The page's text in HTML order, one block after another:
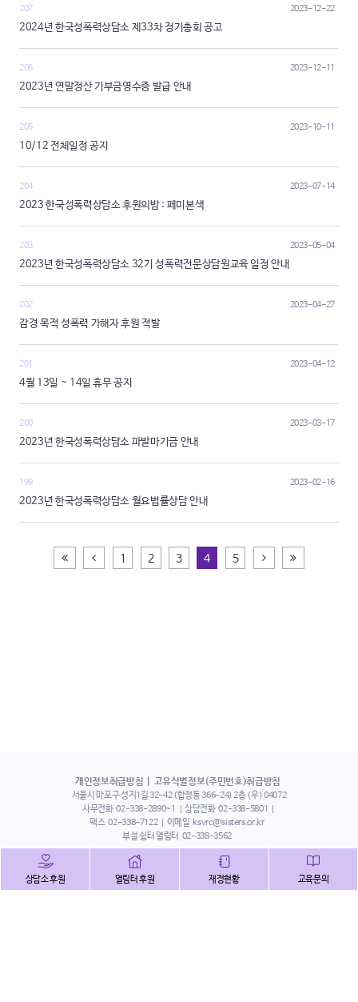
207
2024년 한국성폭력상담소 제33차 정기총회 공고
2023-12-22
206
2023년 연말정산 기부금영수증 발급 안내
2023-12-11
205
10/12 전체일정 공지
2023-10-11
204
2023 한국성폭력상담소 후원의밤 : 페미본색
2023-07-14
203
2023년 한국성폭력상담소 32기 성폭력전문상담원교육 일정 안내
2023-05-04
202
감경 목적 성폭력 가해자 후원 적발
2023-04-27
201
4월 13일 ~ 14일 휴무 공지
2023-04-12
200
2023년 한국성폭력상담소 파발마기금 안내
2023-03-17
199
2023년 한국성폭력상담소 월요법률상담 안내
2023-02-16
처음페이지
이전 1 2 3 4 5 다음 끝페이지
개인정보취급방침 고유식별정보(주민번호)취급방침
서울시 마포구 성지1길 32-42 (합정동 366-24) 2층 (우) 04072
사무전화 02-338-2890~1 상담전화 02-338-5801
팩스 02-338-7122 이메일 ksvrc@sisters.or.kr
부설 쉼터 열림터 02-338-3562
상담소 후원 열림터 후원 재정현황 교육문의